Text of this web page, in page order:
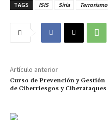
TAGS ISIS Siria Terrorismo
Artículo anterior
Curso de Prevención y Gestión
de Ciberriesgos y Ciberataques